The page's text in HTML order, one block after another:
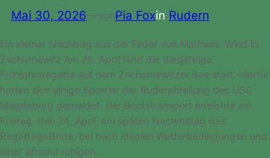
Mai 30, 2026—vonPia Foxin Rudern
Ein kleiner Nachtrag aus der Feder von Matthias: Wind in
Zschornewitz Am 25. April fand die diesjährige
Frühjahrsregatta auf dem Zschornewitzer See statt. Hierfür
hatten sich einige Sportler der Ruderabteilung des USC
Magdeburg gemeldet. Der Bootstransport erreichte am
Freitag, den 24. April, am späten Nachmittag das
Regattagelände, bei noch idealen Wetterbedingungen und
einer absolut ruhigen…